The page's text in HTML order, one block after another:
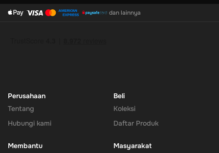
dan lainnya
Perusahaan
Tentang
Hubungi kami
Beli
Koleksi
Daftar Produk
Membantu
Masyarakat